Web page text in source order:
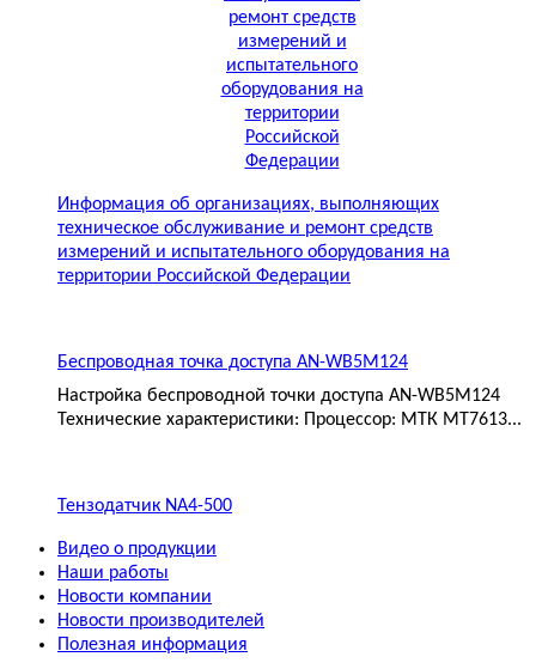
Информация об организациях, выполняющих
техническое обслуживание и ремонт средств
измерений и испытательного оборудования на
территории Российской Федерации
Беспроводная точка доступа AN-WB5M124
Настройка беспроводной точки доступа AN-WB5M124
Технические характеристики: Процессор: МТК MT7613...
Тензодатчик NA4-500
Видео о продукции
Наши работы
Новости компании
Новости производителей
Полезная информация